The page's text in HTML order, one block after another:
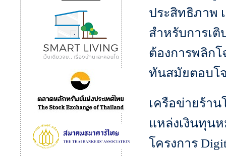
ประสิทธิภาพ
สำหรับการเติ
ต้องการพลิก
ทันสมัยตอบโ
เครือข่ายร้าน
แหล่งเงินทุน
โครงการ